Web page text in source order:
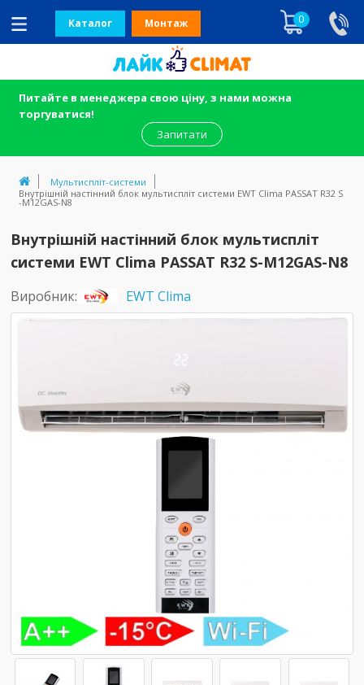
Каталог Монтаж 0
Питайте в менеджера свою ціну, з нами можна
торгуватися!
Запитати
Мультиспліт-системи
Внутрішній настінний блок мультиспліт системи EWT Clima PASSAT R32 S
-M12GAS-N8
Внутрішній настінний блок мультиспліт
системи EWT Clima PASSAT R32 S-M12GAS-N8
Виробник: EWT Clima